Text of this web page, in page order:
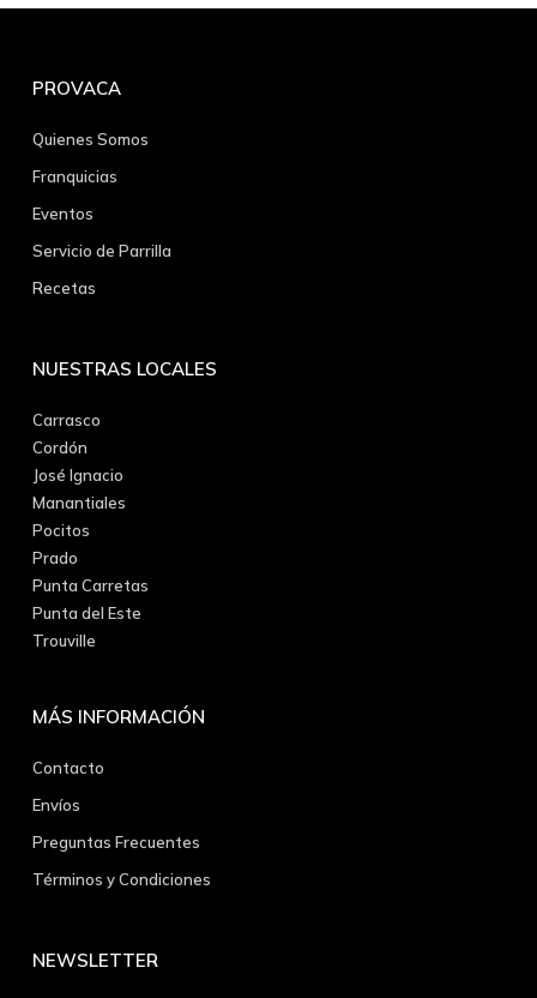
PROVACA
Quienes Somos
Franquicias
Eventos
Servicio de Parrilla
Recetas
NUESTRAS LOCALES
Carrasco
Cordón
José Ignacio
Manantiales
Pocitos
Prado
Punta Carretas
Punta del Este
Trouville
MÁS INFORMACIÓN
Contacto
Envíos
Preguntas Frecuentes
Términos y Condiciones
NEWSLETTER